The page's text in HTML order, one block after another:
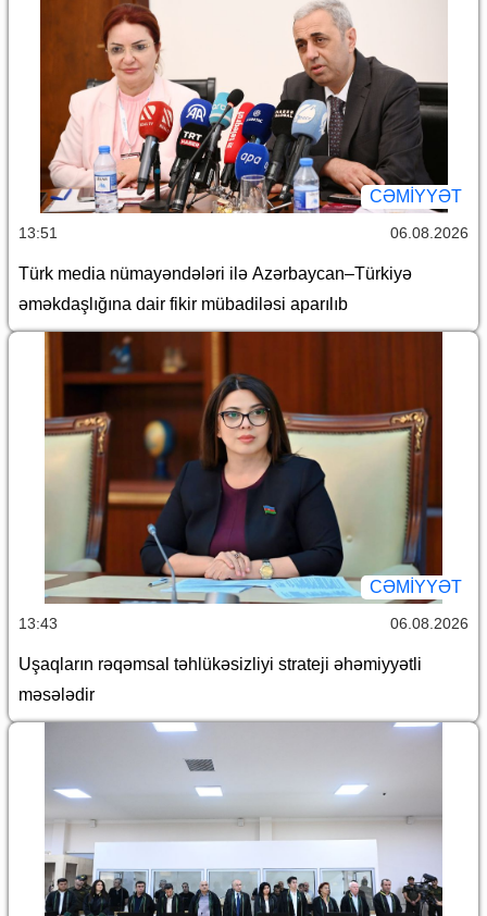
CƏMİYYƏT
13:51 06.08.2026
Türk media nümayəndələri ilə Azərbaycan–Türkiyə
əməkdaşlığına dair fikir mübadiləsi aparılıb
CƏMİYYƏT
13:43 06.08.2026
Uşaqların rəqəmsal təhlükəsizliyi strateji əhəmiyyətli
məsələdir